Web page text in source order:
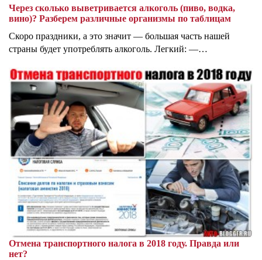
Через сколько выветривается алкоголь (пиво, водка,
вино)? Разберем различные организмы по таблицам
Скоро праздники, а это значит — большая часть нашей
страны будет употреблять алкоголь. Легкий: —…
Отмена транспортного налога в 2018 году. Правда или
нет?